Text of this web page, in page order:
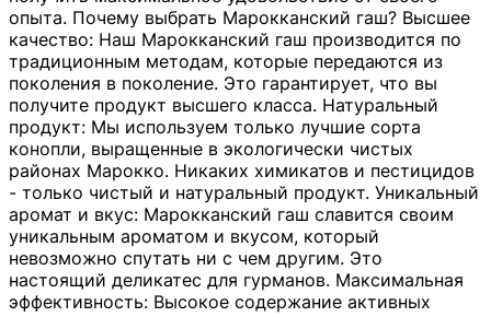
опыта. Почему выбрать Марокканский гаш? Высшее
качество: Наш Марокканский гаш производится по
традиционным методам, которые передаются из
поколения в поколение. Это гарантирует, что вы
получите продукт высшего класса. Натуральный
продукт: Мы используем только лучшие сорта
конопли, выращенные в экологически чистых
районах Марокко. Никаких химикатов и пестицидов
- только чистый и натуральный продукт. Уникальный
аромат и вкус: Марокканский гаш славится своим
уникальным ароматом и вкусом, который
невозможно спутать ни с чем другим. Это
настоящий деликатес для гурманов. Максимальная
эффективность: Высокое содержание активных